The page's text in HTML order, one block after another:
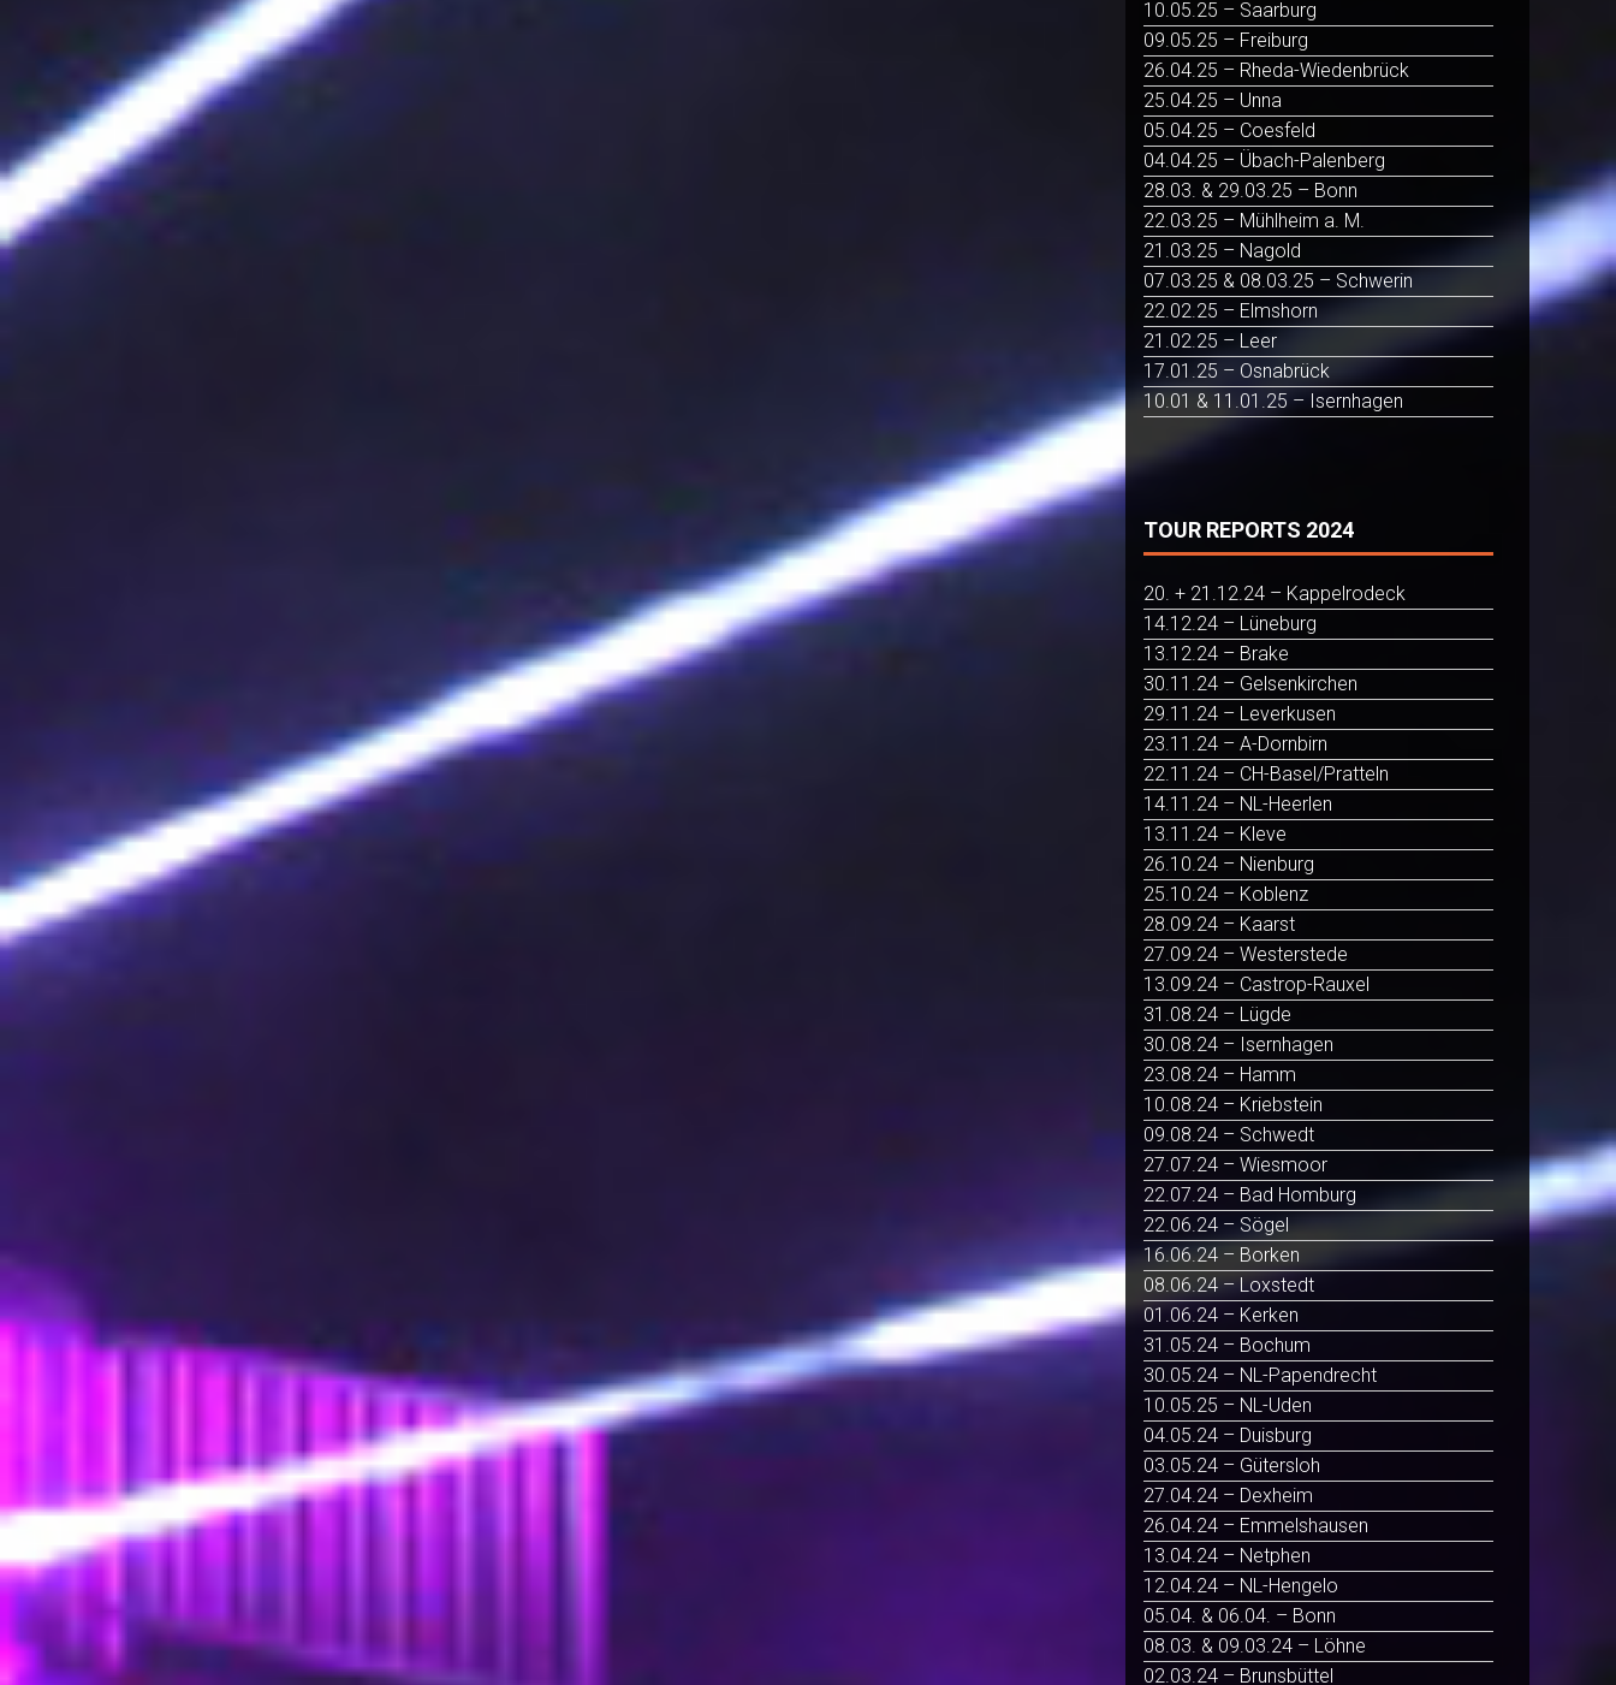
10.05.25 – Saarburg
09.05.25 – Freiburg
26.04.25 – Rheda-Wiedenbrück
25.04.25 – Unna
05.04.25 – Coesfeld
04.04.25 – Übach-Palenberg
28.03. & 29.03.25 – Bonn
22.03.25 – Mühlheim a. M.
21.03.25 – Nagold
07.03.25 & 08.03.25 – Schwerin
22.02.25 – Elmshorn
21.02.25 – Leer
17.01.25 – Osnabrück
10.01 & 11.01.25 – Isernhagen
TOUR REPORTS 2024
20. + 21.12.24 – Kappelrodeck
14.12.24 – Lüneburg
13.12.24 – Brake
30.11.24 – Gelsenkirchen
29.11.24 – Leverkusen
23.11.24 – A-Dornbirn
22.11.24 – CH-Basel/Pratteln
14.11.24 – NL-Heerlen
13.11.24 – Kleve
26.10.24 – Nienburg
25.10.24 – Koblenz
28.09.24 – Kaarst
27.09.24 – Westerstede
13.09.24 – Castrop-Rauxel
31.08.24 – Lügde
30.08.24 – Isernhagen
23.08.24 – Hamm
10.08.24 – Kriebstein
09.08.24 – Schwedt
27.07.24 – Wiesmoor
22.07.24 – Bad Homburg
22.06.24 – Sögel
16.06.24 – Borken
08.06.24 – Loxstedt
01.06.24 – Kerken
31.05.24 – Bochum
30.05.24 – NL-Papendrecht
10.05.25 – NL-Uden
04.05.24 – Duisburg
03.05.24 – Gütersloh
27.04.24 – Dexheim
26.04.24 – Emmelshausen
13.04.24 – Netphen
12.04.24 – NL-Hengelo
05.04. & 06.04. – Bonn
08.03. & 09.03.24 – Löhne
02.03.24 – Brunsbüttel